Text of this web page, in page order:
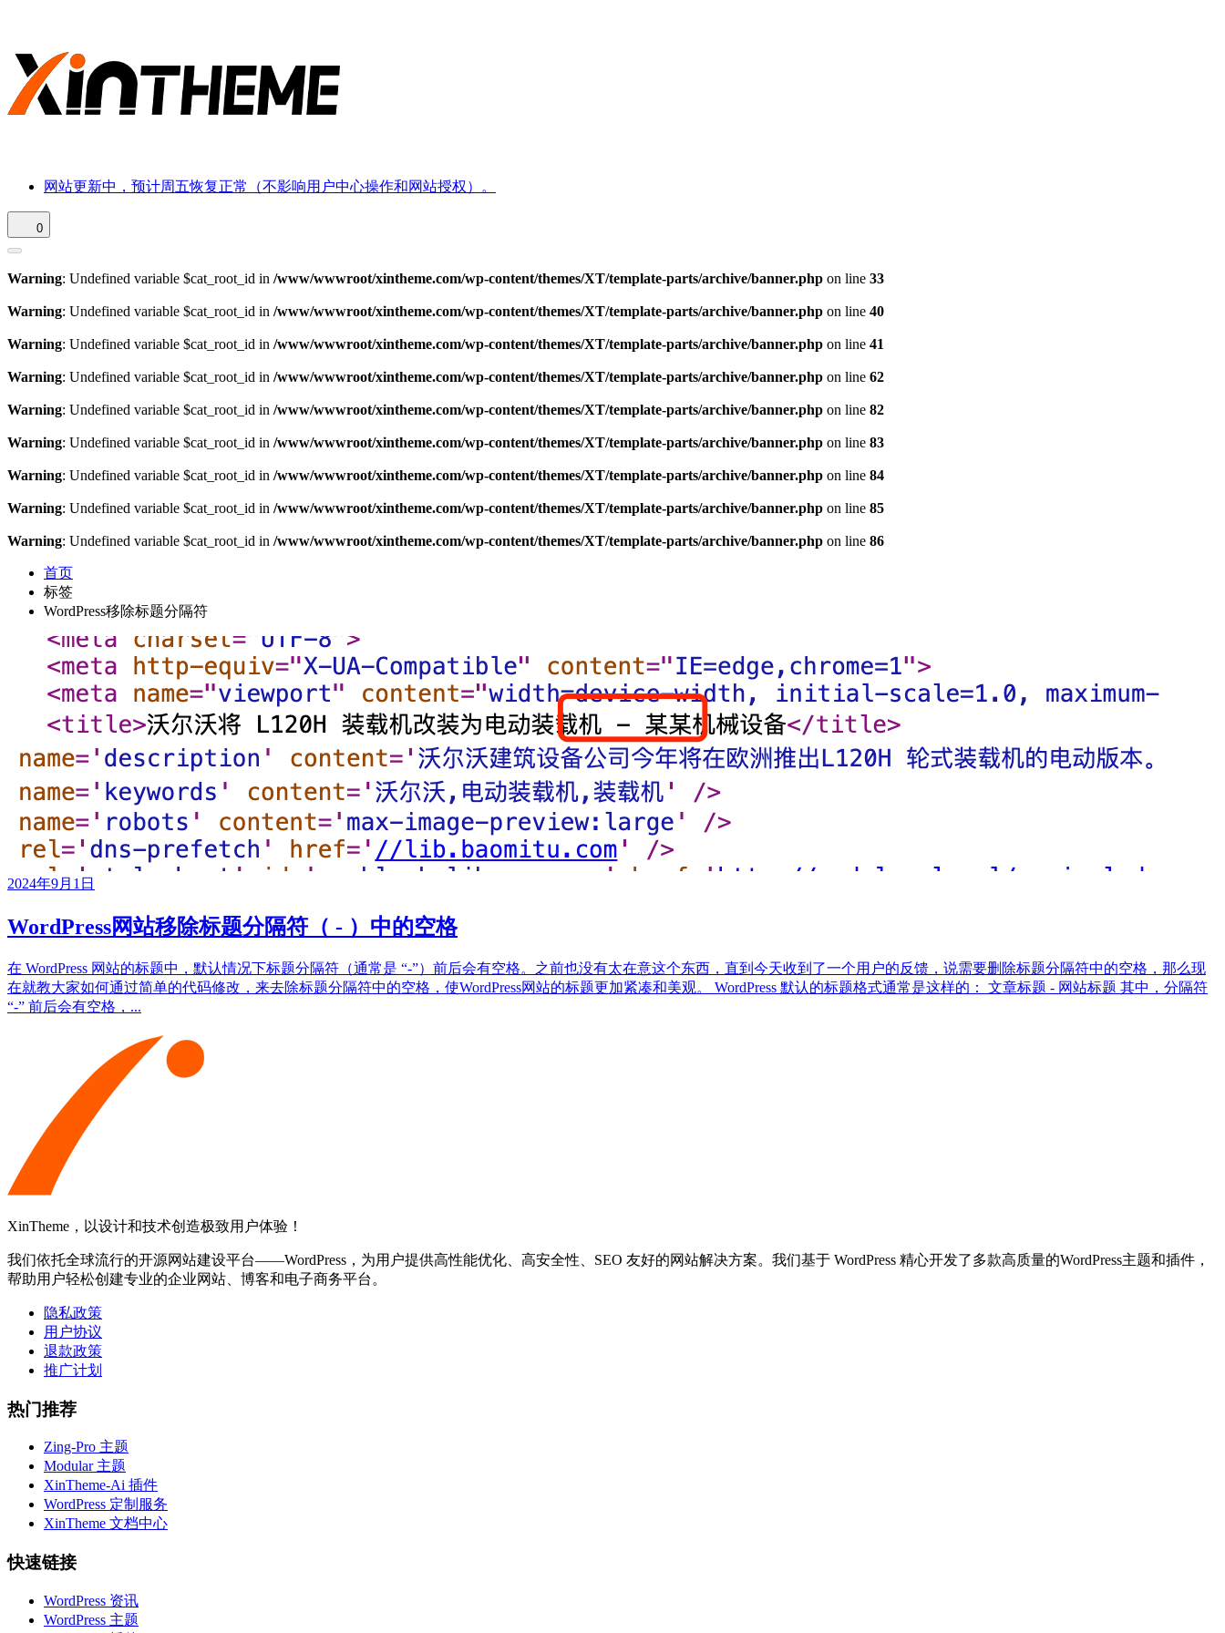
网站更新中，预计周五恢复正常（不影响用户中心操作和网站授权）。
0
Warning: Undefined variable $cat_root_id in /www/wwwroot/xintheme.com/wp-content/themes/XT/template-parts/archive/banner.php on line 33
Warning: Undefined variable $cat_root_id in /www/wwwroot/xintheme.com/wp-content/themes/XT/template-parts/archive/banner.php on line 40
Warning: Undefined variable $cat_root_id in /www/wwwroot/xintheme.com/wp-content/themes/XT/template-parts/archive/banner.php on line 41
Warning: Undefined variable $cat_root_id in /www/wwwroot/xintheme.com/wp-content/themes/XT/template-parts/archive/banner.php on line 62
Warning: Undefined variable $cat_root_id in /www/wwwroot/xintheme.com/wp-content/themes/XT/template-parts/archive/banner.php on line 82
Warning: Undefined variable $cat_root_id in /www/wwwroot/xintheme.com/wp-content/themes/XT/template-parts/archive/banner.php on line 83
Warning: Undefined variable $cat_root_id in /www/wwwroot/xintheme.com/wp-content/themes/XT/template-parts/archive/banner.php on line 84
Warning: Undefined variable $cat_root_id in /www/wwwroot/xintheme.com/wp-content/themes/XT/template-parts/archive/banner.php on line 85
Warning: Undefined variable $cat_root_id in /www/wwwroot/xintheme.com/wp-content/themes/XT/template-parts/archive/banner.php on line 86
首页
标签
WordPress移除标题分隔符
2024年9月1日
WordPress网站移除标题分隔符（ - ）中的空格
在 WordPress 网站的标题中，默认情况下标题分隔符（通常是 “-”）前后会有空格。之前也没有太在意这个东西，直到今天收到了一个用户的反馈，说需要删除标题分隔符中的空格，那么现
在就教大家如何通过简单的代码修改，来去除标题分隔符中的空格，使WordPress网站的标题更加紧凑和美观。 WordPress 默认的标题格式通常是这样的： 文章标题 - 网站标题 其中，分隔符
“-” 前后会有空格，...
XinTheme，以设计和技术创造极致用户体验！
我们依托全球流行的开源网站建设平台——WordPress，为用户提供高性能优化、高安全性、SEO 友好的网站解决方案。我们基于 WordPress 精心开发了多款高质量的WordPress主题和插件，
帮助用户轻松创建专业的企业网站、博客和电子商务平台。
隐私政策
用户协议
退款政策
推广计划
热门推荐
Zing-Pro 主题
Modular 主题
XinTheme-Ai 插件
WordPress 定制服务
XinTheme 文档中心
快速链接
WordPress 资讯
WordPress 主题